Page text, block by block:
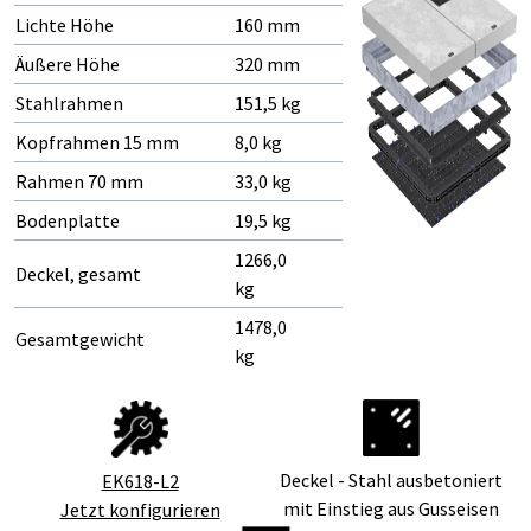
Lichte Höhe
160 mm
Äußere Höhe
320 mm
Stahlrahmen
151,5 kg
Kopfrahmen 15 mm
8,0 kg
Rahmen 70 mm
33,0 kg
Bodenplatte
19,5 kg
Deckel, gesamt
1266,0
kg
Gesamtgewicht
1478,0
kg
EK618-L2
Jetzt konfigurieren
Deckel - Stahl ausbetoniert
mit Einstieg aus Gusseisen